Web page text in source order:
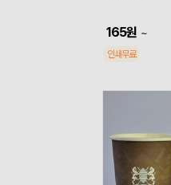
165원 ~
인쇄무료